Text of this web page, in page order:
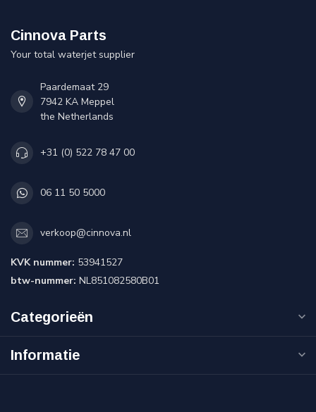
Cinnova Parts
Your total waterjet supplier
Paardemaat 29
7942 KA Meppel
the Netherlands
+31 (0) 522 78 47 00
06 11 50 5000
verkoop@cinnova.nl
KVK nummer: 53941527
btw-nummer: NL851082580B01
Categorieën
Informatie